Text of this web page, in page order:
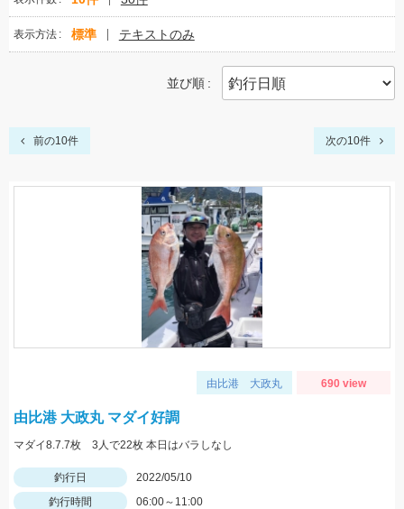
表示方法 標準 テキストのみ
並び順
前の10件 次の10件
由比港 大政丸 690 view
由比港 大政丸 マダイ好調
マダイ8.7.7枚 3人で22枚 本日はバラしなし
釣行日
2022/05/10
釣行時間
06:00～11:00